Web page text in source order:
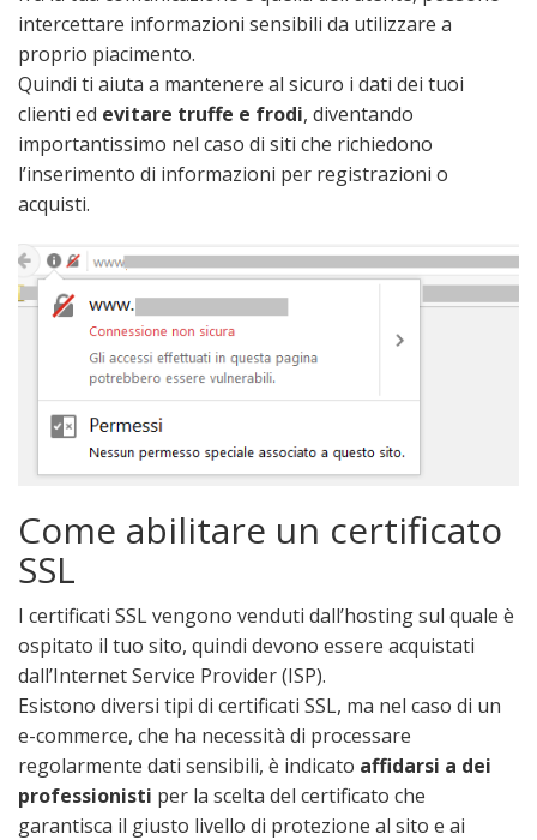
intercettare informazioni sensibili da utilizzare a
proprio piacimento.
Quindi ti aiuta a mantenere al sicuro i dati dei tuoi
clienti ed evitare truffe e frodi, diventando
importantissimo nel caso di siti che richiedono
l’inserimento di informazioni per registrazioni o
acquisti.
Come abilitare un certificato
SSL
I certificati SSL vengono venduti dall’hosting sul quale è
ospitato il tuo sito, quindi devono essere acquistati
dall’Internet Service Provider (ISP).
Esistono diversi tipi di certificati SSL, ma nel caso di un
e-commerce, che ha necessità di processare
regolarmente dati sensibili, è indicato affidarsi a dei
professionisti per la scelta del certificato che
garantisca il giusto livello di protezione al sito e ai